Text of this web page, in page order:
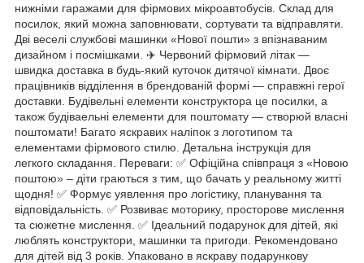
нижніми гаражами для фірмових мікроавтобусів. Склад для
посилок, який можна заповнювати, сортувати та відправляти.
Дві веселі службові машинки «Нової пошти» з впізнаваним
дизайном і посмішками. ✈️ Червоний фірмовий літак —
швидка доставка в будь-який куточок дитячої кімнати. Двоє
працівників відділення в брендованій формі — справжні герої
доставки. Будівельні елементи конструктора це посилки, а
також будіваельні елементи для поштомату — створюй власні
поштомати! Багато яскравих наліпок з логотипом та
елементами фірмового стилю. Детальна інструкція для
легкого складання. Переваги: ✅ Офіційна співпраця з «Новою
поштою» – діти граються з тим, що бачать у реальному житті
щодня! ✅ Формує уявлення про логістику, планування та
відповідальність. ✅ Розвиває моторику, просторове мислення
та сюжетне мислення. ✅ Ідеальний подарунок для дітей, які
люблять конструктори, машинки та пригоди. Рекомендовано
для дітей від 3 років. Упаковано в яскраву подарункову